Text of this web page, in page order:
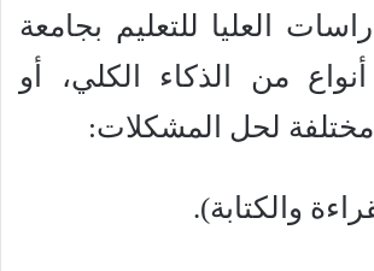
العليا للتعليم بجامعة
هارفارد، 8 أنواع من الذكاء الكلي، أو
لحل المشكلات:
والكتابة).